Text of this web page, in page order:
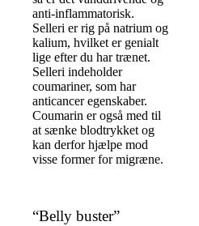
anti-inflammatorisk.
Selleri er rig på natrium og
kalium, hvilket er genialt
lige efter du har trænet.
Selleri indeholder
coumariner, som har
anticancer egenskaber.
Coumarin er også med til
at sænke blodtrykket og
kan derfor hjælpe mod
visse former for migræne.
“Belly buster”